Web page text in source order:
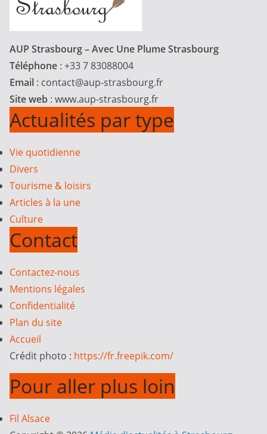
AUP Strasbourg – Avec Une Plume Strasbourg
Téléphone : +33 7 83088004
Email : contact@aup-strasbourg.fr
Site web : www.aup-strasbourg.fr
Actualités par type
Vie quotidienne
Divers
Tourisme & loisirs
Articles à la une
Culture
Contact
Contactez-nous
Mentions légales
Confidentialité
Plan du site
Accueil
Crédit photo : https://fr.freepik.com/
Pour aller plus loin
Fil Alsace